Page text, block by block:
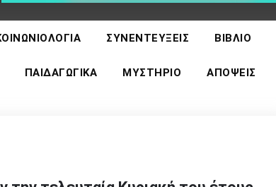
ΣΥΝΕΝΤΕΎΞΕΙΣ ΒΙΒΛΊΟ
ΠΑΙΔΑΓΩΓΙΚΆ ΜΥΣΤΉΡΙΟ ΑΠΌΨΕΙΣ